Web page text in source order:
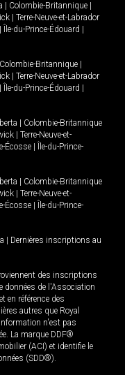
Colombie-Britannique
Terre-Neuve-et-Labrador
Île-du-Prince-Édouard
Colombie-Britannique
Terre-Neuve-et-Labrador
Île-du-Prince-Édouard
Colombie-Britannique
Terre-Neuve-et-
Écosse
Île-du-Prince-
Colombie-Britannique
Terre-Neuve-et-
Écosse
Île-du-Prince-
Dernières inscriptions au
des inscriptions
données de l'Association
en référence des
autres que Royal
n'est pas
La marque DDF®
(ACI) et identifie le
(SDD®).